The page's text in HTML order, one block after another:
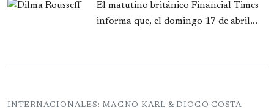
El matutino británico Financial Times
informa que, el domingo 17 de abril...
INTERNACIONALES: MAGNO KARL & DIOGO COSTA